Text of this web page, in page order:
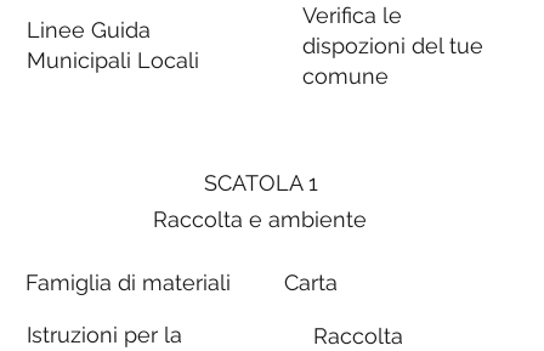
SCATOLA 1
Raccolta e ambiente
Famiglia di materiali
Istruzioni per la
Carta
Raccolta
Linee Guida
Municipali Locali
Verifica le
dispozioni del tue
comune